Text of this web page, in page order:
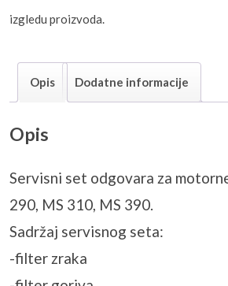
izgledu proizvoda.
Opis Dodatne informacije
Opis
Servisni set odgovara za
290, MS 310, MS 390.
Sadržaj servisnog seta:
-filter zraka